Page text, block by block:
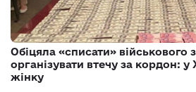
Обіцяла «списати» військового
організувати втечу за кордон:
жінку